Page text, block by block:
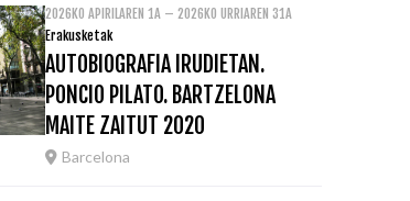
2026KO APIRILAREN 1A – 2026KO URRIAREN 31A
Erakusketak
AUTOBIOGRAFIA IRUDIETAN.
PONCIO PILATO. BARTZELONA
MAITE ZAITUT 2020
Barcelona